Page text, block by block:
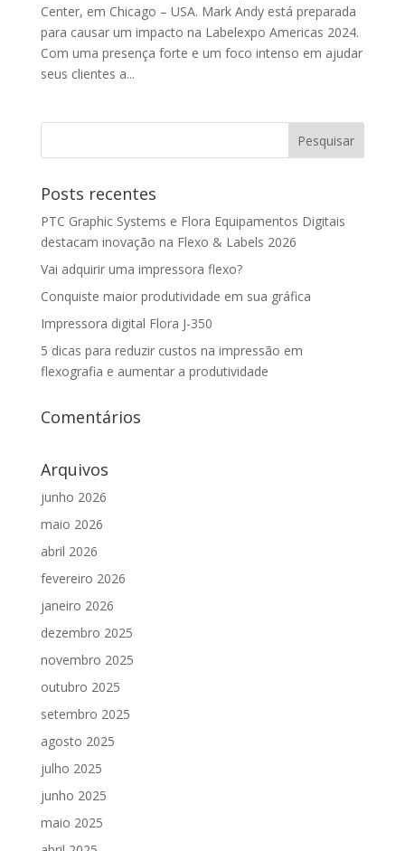
Center, em Chicago – USA. Mark Andy está preparada
para causar um impacto na Labelexpo Americas 2024.
Com uma presença forte e um foco intenso em ajudar
seus clientes a...
Posts recentes
PTC Graphic Systems e Flora Equipamentos Digitais
destacam inovação na Flexo & Labels 2026
Vai adquirir uma impressora flexo?
Conquiste maior produtividade em sua gráfica
Impressora digital Flora J-350
5 dicas para reduzir custos na impressão em
flexografia e aumentar a produtividade
Comentários
Arquivos
junho 2026
maio 2026
abril 2026
fevereiro 2026
janeiro 2026
dezembro 2025
novembro 2025
outubro 2025
setembro 2025
agosto 2025
julho 2025
junho 2025
maio 2025